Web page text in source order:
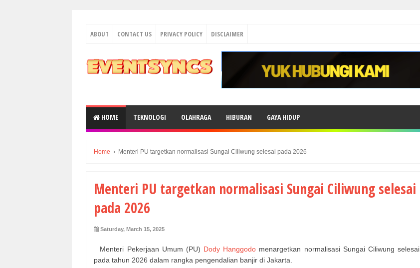
ABOUT CONTACT US PRIVACY POLICY DISCLAIMER
HOME TEKNOLOGI OLAHRAGA HIBURAN GAYA HIDUP
Home › Menteri PU targetkan normalisasi Sungai Ciliwung selesai pada 2026
Menteri PU targetkan normalisasi Sungai Ciliwung selesai
pada 2026
Saturday, March 15, 2025
Menteri Pekerjaan Umum (PU) Dody Hanggodo menargetkan normalisasi Sungai Ciliwung selesai
pada tahun 2026 dalam rangka pengendalian banjir di Jakarta.